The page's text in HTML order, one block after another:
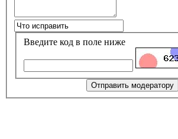
Введите код в поле ниже
Отправить модератору